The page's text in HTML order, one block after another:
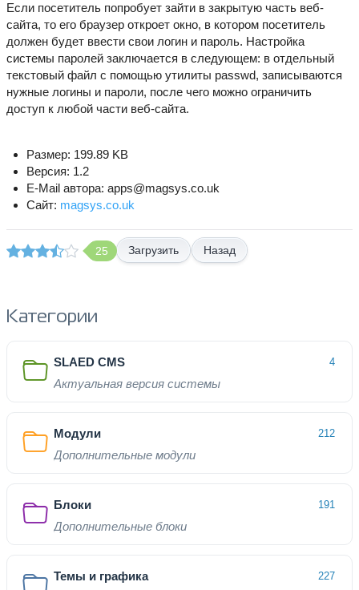
Если посетитель попробует зайти в закрытую часть веб-
сайта, то его браузер откроет окно, в котором посетитель
должен будет ввести свои логин и пароль. Настройка
системы паролей заключается в следующем: в отдельный
текстовый файл с помощью утилиты passwd, записываются
нужные логины и пароли, после чего можно ограничить
доступ к любой части веб-сайта.
Размер: 199.89 KB
Версия: 1.2
E-Mail автора: apps@magsys.co.uk
Сайт: magsys.co.uk
25 Назад
Категории
SLAED CMS 4
Актуальная версия системы
Модули 212
Дополнительные модули
Блоки 191
Дополнительные блоки
Темы и графика 227